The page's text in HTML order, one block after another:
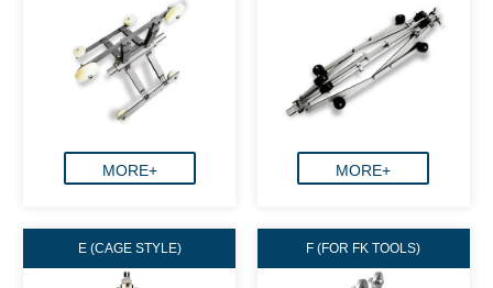
MORE+ MORE+
E (CAGE STYLE) F (FOR FK TOOLS)